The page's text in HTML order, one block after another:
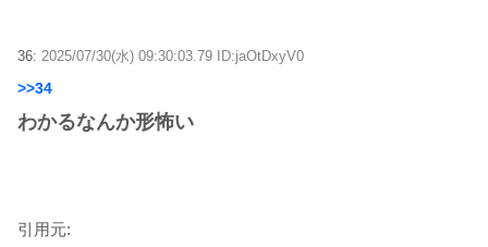
36: 2025/07/30(水) 09:30:03.79 ID:jaOtDxyV0
>>34
わかるなんか形怖い
引用元: